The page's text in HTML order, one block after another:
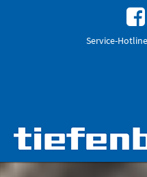
Service-